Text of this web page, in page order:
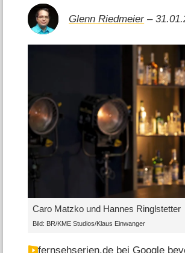
Glenn Riedmeier–
Caro Matzko und Hannes Ringlstetter
Bild: BR/KME Studios/Klaus Einwanger
fernsehserien.de bei Google